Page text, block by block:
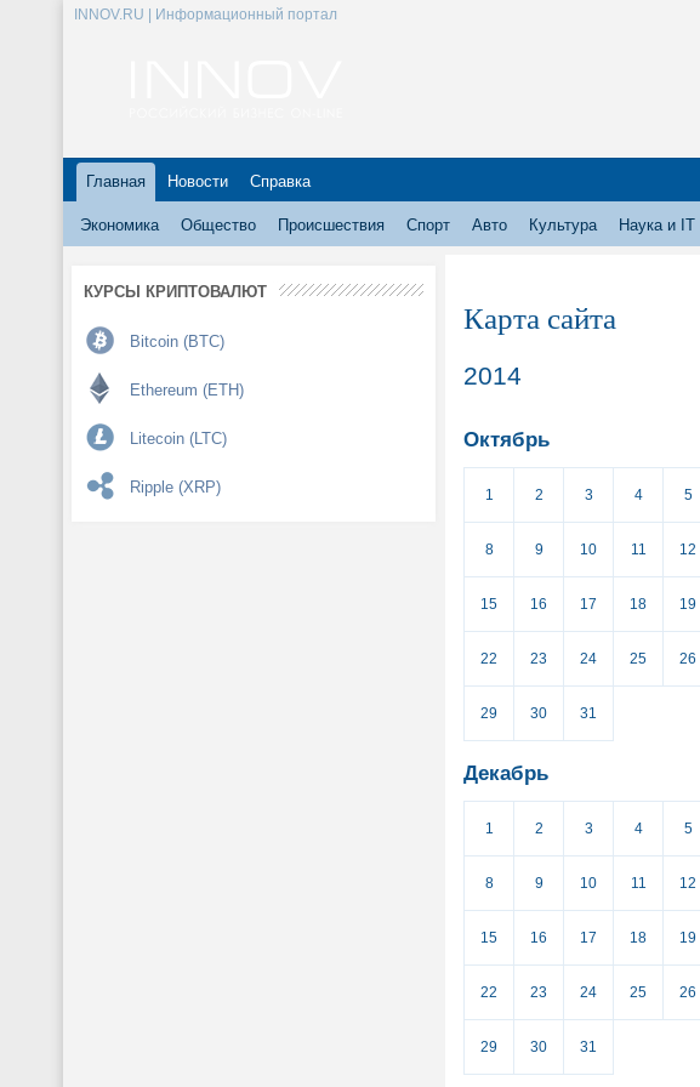
INNOV.RU | Информационный портал
Главная Новости Справка
Экономика Общество Происшествия Спорт Авто Культура Наука и IT
КУРСЫ КРИПТОВАЛЮТ
Bitcoin (BTC)
Ethereum (ETH)
Litecoin (LTC)
Ripple (XRP)
Карта сайта
2014
Октябрь
1 2 3 4 5
8 9 10 11 12
15 16 17 18 19
22 23 24 25 26
29 30 31
Декабрь
1 2 3 4 5
8 9 10 11 12
15 16 17 18 19
22 23 24 25 26
29 30 31